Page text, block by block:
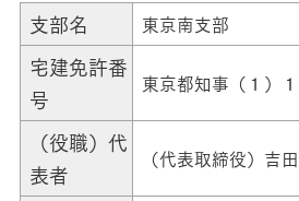
支部名 東京南支部
宅建免許番
号
東京都知事（１）
（役職）代
表者
（代表取締役）吉